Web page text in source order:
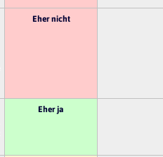
Eher nicht
Eher ja